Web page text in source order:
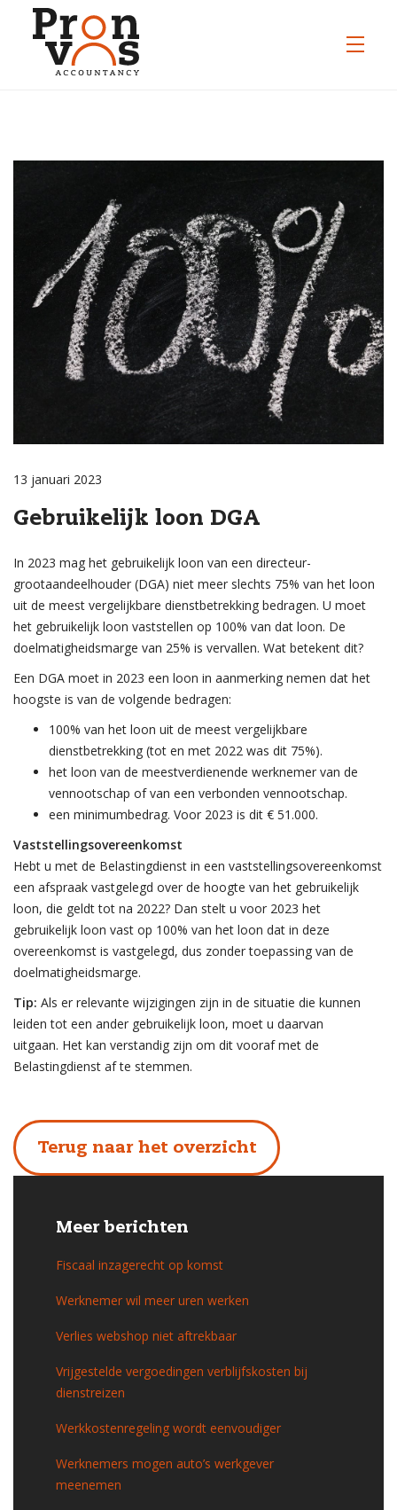
13 januari 2023
Gebruikelijk loon DGA
In 2023 mag het gebruikelijk loon van een directeur-
grootaandeelhouder (DGA) niet meer slechts 75% van het loon
uit de meest vergelijkbare dienstbetrekking bedragen. U moet
het gebruikelijk loon vaststellen op 100% van dat loon. De
doelmatigheidsmarge van 25% is vervallen. Wat betekent dit?
Een DGA moet in 2023 een loon in aanmerking nemen dat het
hoogste is van de volgende bedragen:
100% van het loon uit de meest vergelijkbare
dienstbetrekking (tot en met 2022 was dit 75%).
het loon van de meestverdienende werknemer van de
vennootschap of van een verbonden vennootschap.
een minimumbedrag. Voor 2023 is dit € 51.000.
Vaststellingsovereenkomst
Hebt u met de Belastingdienst in een vaststellingsovereenkomst
een afspraak vastgelegd over de hoogte van het gebruikelijk
loon, die geldt tot na 2022? Dan stelt u voor 2023 het
gebruikelijk loon vast op 100% van het loon dat in deze
overeenkomst is vastgelegd, dus zonder toepassing van de
doelmatigheidsmarge.
Tip: Als er relevante wijzigingen zijn in de situatie die kunnen
leiden tot een ander gebruikelijk loon, moet u daarvan
uitgaan. Het kan verstandig zijn om dit vooraf met de
Belastingdienst af te stemmen.
Terug naar het overzicht
Meer berichten
Fiscaal inzagerecht op komst
Werknemer wil meer uren werken
Verlies webshop niet aftrekbaar
Vrijgestelde vergoedingen verblijfskosten bij
dienstreizen
Werkkostenregeling wordt eenvoudiger
Werknemers mogen auto’s werkgever
meenemen